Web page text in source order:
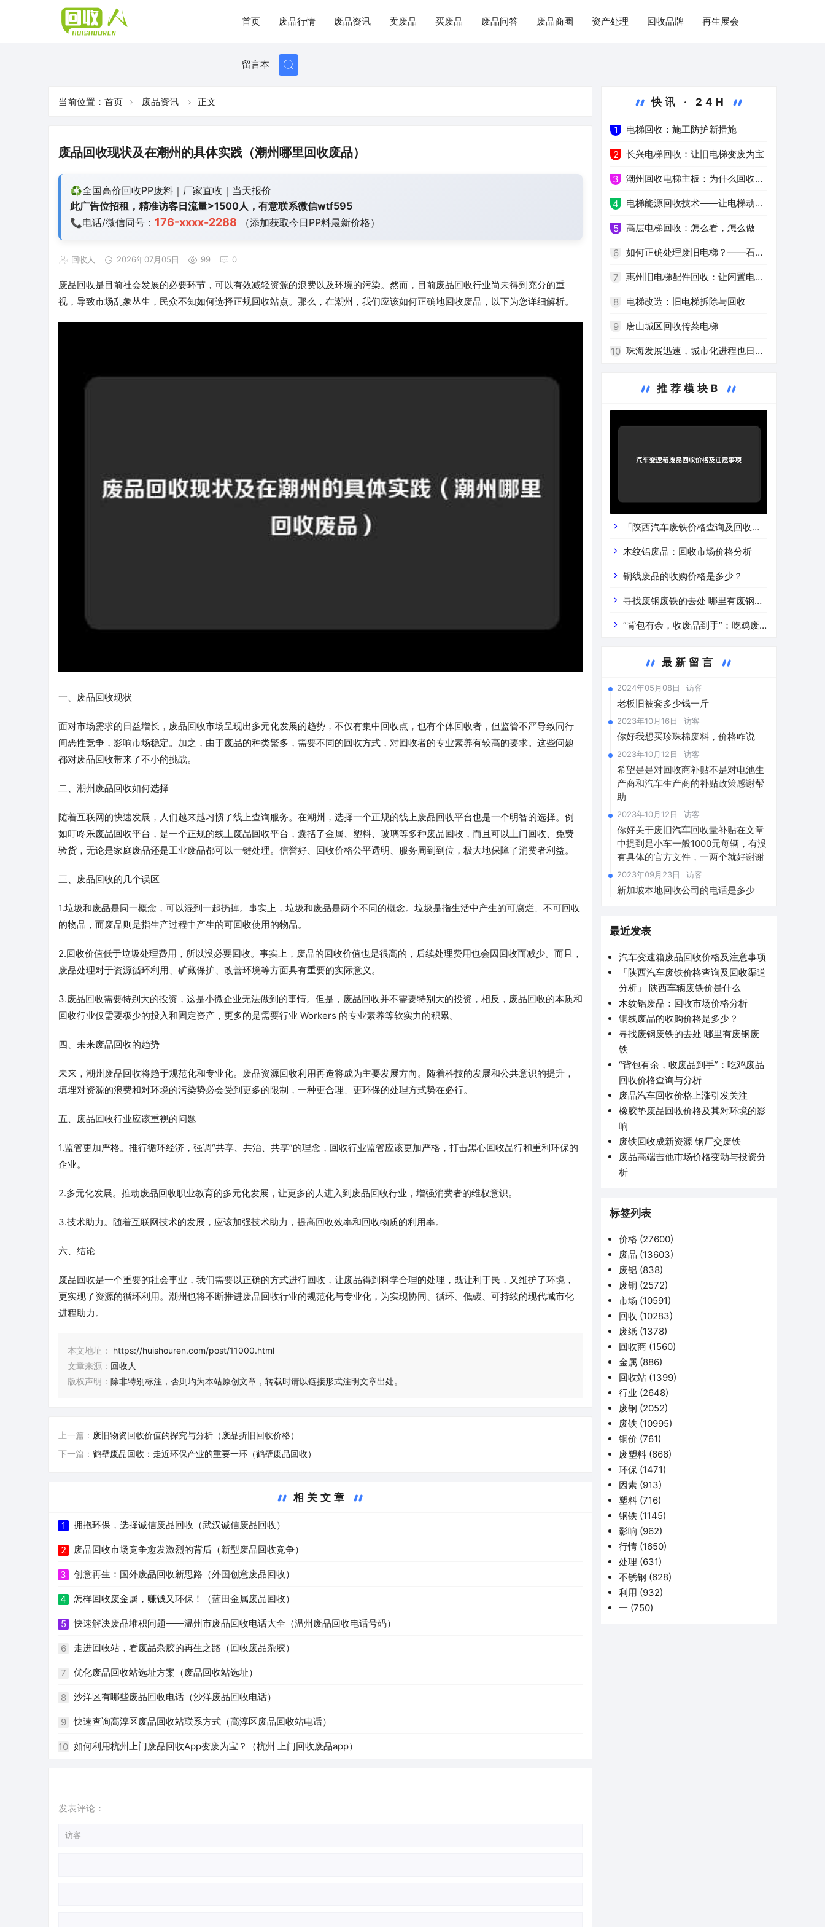
首页 废品行情 废品资讯 卖废品 买废品 废品问答 废品商圈 资产处理 回收品牌 再生展会
留言本
当前位置： 首页 废品资讯 正文
废品回收现状及在潮州的具体实践（潮州哪里回收废品）
♻️全国高价回收PP废料｜厂家直收｜当天报价
此广告位招租，精准访客日流量>1500人，有意联系微信wtf595
📞电话/微信同号： 176-xxxx-2288 （添加获取今日PP料最新价格）
回收人 2026年07月05日 99 0
废品回收是目前社会发展的必要环节，可以有效减轻资源的浪费以及环境的污染。然而，目前废品回收行业尚未得到充分的重
视，导致市场乱象丛生，民众不知如何选择正规回收站点。那么，在潮州，我们应该如何正确地回收废品，以下为您详细解析。
一、废品回收现状
面对市场需求的日益增长，废品回收市场呈现出多元化发展的趋势，不仅有集中回收点，也有个体回收者，但监管不严导致同行
间恶性竞争，影响市场稳定。加之，由于废品的种类繁多，需要不同的回收方式，对回收者的专业素养有较高的要求。这些问题
都对废品回收带来了不小的挑战。
二、潮州废品回收如何选择
随着互联网的快速发展，人们越来越习惯了线上查询服务。在潮州，选择一个正规的线上废品回收平台也是一个明智的选择。例
如叮咚乐废品回收平台，是一个正规的线上废品回收平台，囊括了金属、塑料、玻璃等多种废品回收，而且可以上门回收、免费
验货，无论是家庭废品还是工业废品都可以一键处理。信誉好、回收价格公平透明、服务周到到位，极大地保障了消费者利益。
三、废品回收的几个误区
1.垃圾和废品是同一概念，可以混到一起扔掉。事实上，垃圾和废品是两个不同的概念。垃圾是指生活中产生的可腐烂、不可回收
的物品，而废品则是指生产过程中产生的可回收使用的物品。
2.回收价值低于垃圾处理费用，所以没必要回收。事实上，废品的回收价值也是很高的，后续处理费用也会因回收而减少。而且，
废品处理对于资源循环利用、矿藏保护、改善环境等方面具有重要的实际意义。
3.废品回收需要特别大的投资，这是小微企业无法做到的事情。但是，废品回收并不需要特别大的投资，相反，废品回收的本质和
回收行业仅需要极少的投入和固定资产，更多的是需要行业 Workers 的专业素养等软实力的积累。
四、未来废品回收的趋势
未来，潮州废品回收将趋于规范化和专业化。废品资源回收利用再造将成为主要发展方向。随着科技的发展和公共意识的提升，
填埋对资源的浪费和对环境的污染势必会受到更多的限制，一种更合理、更环保的处理方式势在必行。
五、废品回收行业应该重视的问题
1.监管更加严格。推行循环经济，强调“共享、共治、共享”的理念，回收行业监管应该更加严格，打击黑心回收品行和重利环保的
企业。
2.多元化发展。推动废品回收职业教育的多元化发展，让更多的人进入到废品回收行业，增强消费者的维权意识。
3.技术助力。随着互联网技术的发展，应该加强技术助力，提高回收效率和回收物质的利用率。
六、结论
废品回收是一个重要的社会事业，我们需要以正确的方式进行回收，让废品得到科学合理的处理，既让利于民，又维护了环境，
更实现了资源的循环利用。潮州也将不断推进废品回收行业的规范化与专业化，为实现协同、循环、低碳、可持续的现代城市化
进程助力。
本文地址：
https://huishouren.com/post/11000.html
文章来源： 回收人
版权声明： 除非特别标注，否则均为本站原创文章，转载时请以链接形式注明文章出处。
上一篇： 废旧物资回收价值的探究与分析（废品折旧回收价格）
下一篇： 鹤壁废品回收：走近环保产业的重要一环（鹤壁废品回收）
相关文章
1 拥抱环保，选择诚信废品回收（武汉诚信废品回收）
2 废品回收市场竞争愈发激烈的背后（新型废品回收竞争）
3 创意再生：国外废品回收新思路（外国创意废品回收）
4 怎样回收废金属，赚钱又环保！（蓝田金属废品回收）
5 快速解决废品堆积问题——温州市废品回收电话大全（温州废品回收电话号码）
6 走进回收站，看废品杂胶的再生之路（回收废品杂胶）
7 优化废品回收站选址方案（废品回收站选址）
8 沙洋区有哪些废品回收电话（沙洋废品回收电话）
9 快速查询高淳区废品回收站联系方式（高淳区废品回收站电话）
10 如何利用杭州上门废品回收App变废为宝？（杭州 上门回收废品app）
发表评论：
快讯 · 24H
1 电梯回收：施工防护新措施
2 长兴电梯回收：让旧电梯变废为宝
3 潮州回收电梯主板：为什么回收电
脑主板这么重要？
4 电梯能源回收技术——让电梯动力
更绿色
5 高层电梯回收：怎么看，怎么做
6 如何正确处理废旧电梯？——石家
庄安庆电梯回收行业解析
7 惠州旧电梯配件回收：让闲置电梯
配件再次发挥作用！
8 电梯改造：旧电梯拆除与回收
9 唐山城区回收传菜电梯
10 珠海发展迅速，城市化进程也日益
电梯的淘汰换新已经成为不可避免的趋
个网站编辑员，我根据您提供的关键
词，为您撰写一篇关于珠海二手电梯回
收的文章。
推荐模块B
「陕西汽车废铁价格查询及回收渠
道分析」 陕西车辆废铁价是什么
木纹铝废品：回收市场价格分析
铜线废品的收购价格是多少？
寻找废钢废铁的去处 哪里有废钢废
铁 “背包有余，收废品到手”：吃鸡废
最新留言
2024年05月08日 访客
老板旧被套多少钱一斤
2023年10月16日 访客
你好我想买珍珠棉废料，价格咋说
2023年10月12日 访客
希望是是对回收商补贴不是对电池生
产商和汽车生产商的补贴政策感谢帮
助
2023年10月12日 访客
你好关于废旧汽车回收量补贴在文章
中提到是小车一般1000元每辆，有没
有具体的官方文件，一两个就好谢谢
2023年09月23日 访客
新加坡本地回收公司的电话是多少
最近发表
汽车变速箱废品回收价格及注意事项
「陕西汽车废铁价格查询及回收渠道
分析」 陕西车辆废铁价是什么
木纹铝废品：回收市场价格分析
铜线废品的收购价格是多少？
寻找废钢废铁的去处 哪里有废钢废
铁
“背包有余，收废品到手”：吃鸡废品
回收价格查询与分析
废品汽车回收价格上涨引发关注
橡胶垫废品回收价格及其对环境的影
响
废铁回收成新资源 钢厂交废铁
废品高端吉他市场价格变动与投资分
析
标签列表
价格 (27600)
废品 (13603)
废铝 (838)
废铜 (2572)
市场 (10591)
回收 (10283)
废纸 (1378)
回收商 (1560)
金属 (886)
回收站 (1399)
行业 (2648)
废钢 (2052)
废铁 (10995)
铜价 (761)
废塑料 (666)
环保 (1471)
因素 (913)
塑料 (716)
钢铁 (1145)
影响 (962)
行情 (1650)
处理 (631)
不锈钢 (628)
利用 (932)
一 (750)